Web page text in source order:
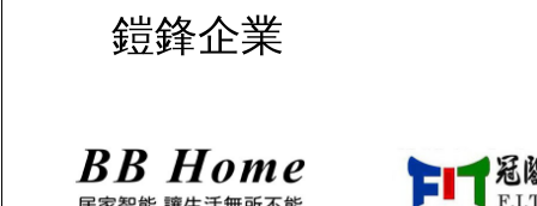
鎧鋒企業